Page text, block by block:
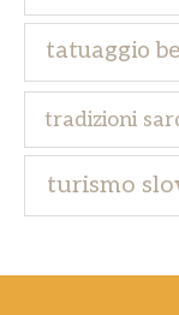
tatuaggio
tradizioni
turismo